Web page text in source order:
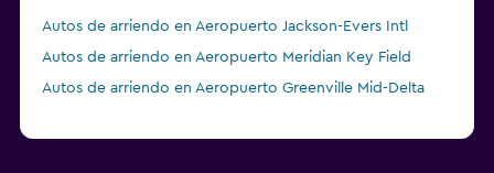
Autos de arriendo en Aeropuerto Jackson-Evers Intl
Autos de arriendo en Aeropuerto Meridian Key Field
Autos de arriendo en Aeropuerto Greenville Mid-Delta